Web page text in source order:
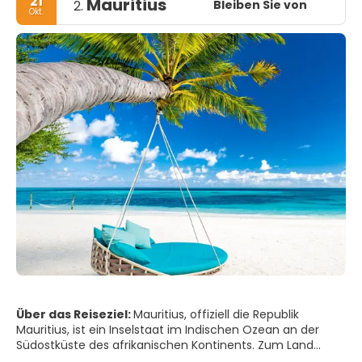
Pavillons bis zum Südstaaten-Anwesen. Wer hier in eine
Immobilie investieren will, muss sich beeilen; das meiste
Okt. 2. Mauritius Bleiben Sie von
Über das Reiseziel:Mauritius, offiziell die Republik
Mauritius, ist ein Inselstaat im Indischen Ozean an der
Südostküste des afrikanischen Kontinents. Zum Land